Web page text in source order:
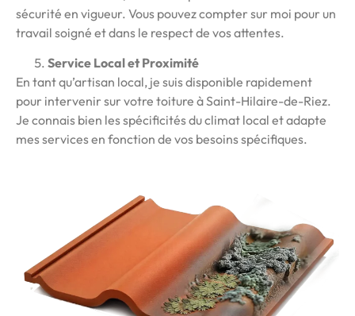
sécurité en vigueur. Vous pouvez compter sur moi pour un
travail soigné et dans le respect de vos attentes.
Service Local et Proximité
En tant qu’artisan local, je suis disponible rapidement
pour intervenir sur votre toiture à Saint-Hilaire-de-Riez.
Je connais bien les spécificités du climat local et adapte
mes services en fonction de vos besoins spécifiques.